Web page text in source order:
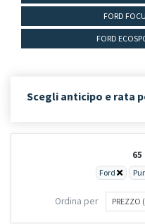
FORD
FORD
Scegli anticipo e rata
Ford
Ordina per PREZZO